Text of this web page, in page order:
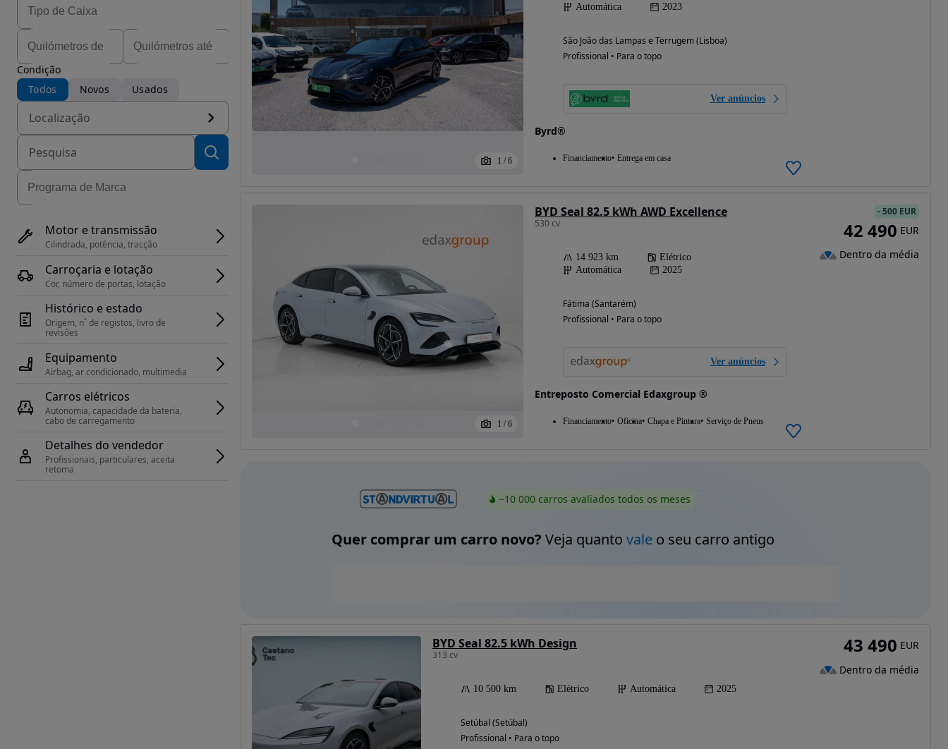
Condição
Todos
Novos Usados
Localização
Motor e transmissão
Cilindrada, potência, tracção
Carroçaria e lotação
Cor, número de portas, lotação
Histórico e estado
Origem, n˚ de registos, livro de
revisões
Equipamento
Airbag, ar condicionado, multimedia
Carros elétricos
Autonomia, capacidade da bateria,
cabo de carregamento
Detalhes do vendedor
Profissionais, particulares, aceita
retoma
1 / 6
Automática
2023
São João das Lampas e Terrugem (Lisboa)
Profissional • Para o topo
Ver anúncios
Byrd®
Financiamento Entrega em casa
1 / 6
BYD Seal 82.5 kWh AWD Excellence
530 cv
14 923 km
Elétrico
Automática
2025
Fátima (Santarém)
Profissional • Para o topo
Ver anúncios
Entreposto Comercial Edaxgroup ®
Financiamento Oficina Chapa e Pintura Serviço de Pneus
-500 EUR
42 490 EUR
Dentro da média
~10 000 carros avaliados todos os meses
Quer comprar um carro novo? Veja quanto valeo seu carro antigo
BYD Seal 82.5 kWh Design
313 cv
10 500 km Elétrico Automática 2025
Setúbal (Setúbal)
Profissional • Para o topo
43 490 EUR
Dentro da média